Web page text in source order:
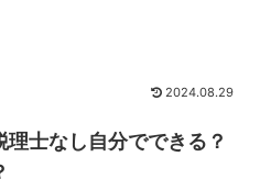
2024.08.29
士なし自分でできる？